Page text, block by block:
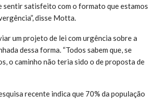
sentir satisfeito com o formato que estamos
disse Motta.
um projeto de lei com urgência sobre a
dessa forma. “Todos sabem que, se
o caminho não teria sido o de proposta de
recente indica que 70% da população